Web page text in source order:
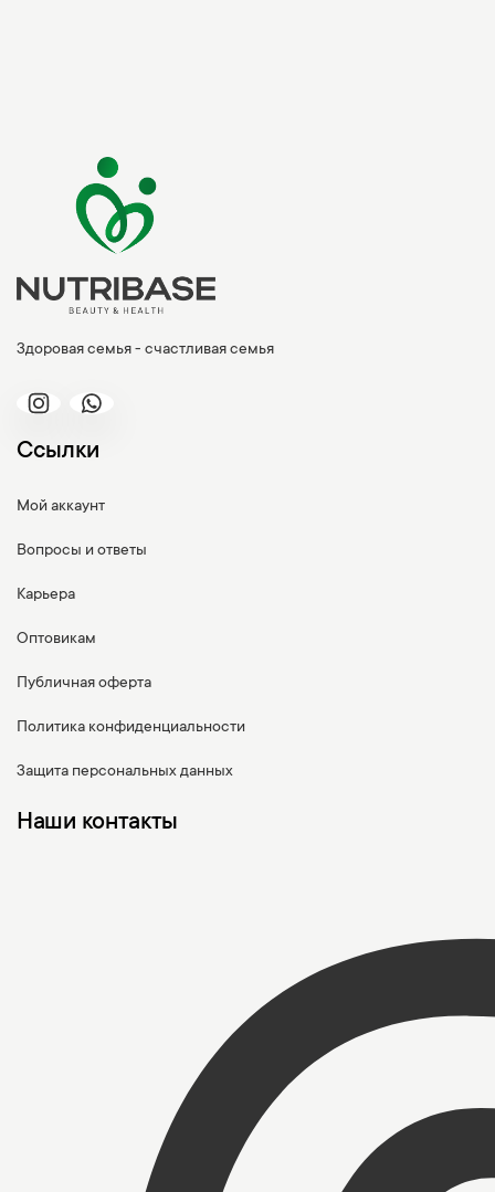
Здоровая семья - счастливая семья
Ссылки
Мой аккаунт
Вопросы и ответы
Карьера
Оптовикам
Публичная оферта
Политика конфиденциальности
Защита персональных данных
Наши контакты